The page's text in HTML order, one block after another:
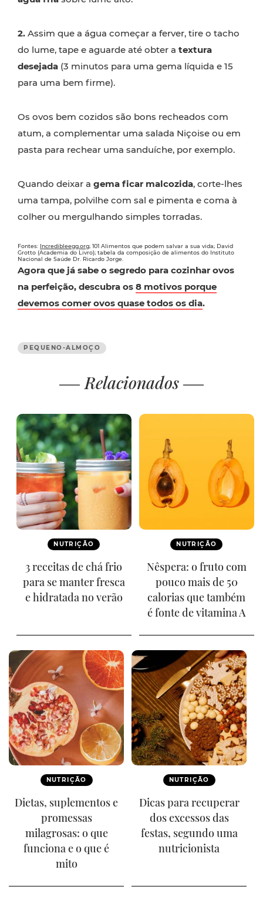
2. Assim que a água começar a ferver, tire o tacho
do lume, tape e aguarde até obter a textura
desejada (3 minutos para uma gema líquida e 15
para uma bem firme).
Os ovos bem cozidos são bons recheados com
atum, a complementar uma salada Niçoise ou em
pasta para rechear uma sanduíche, por exemplo.
Quando deixar a gema ficar malcozida, corte-lhes
uma tampa, polvilhe com sal e pimenta e coma à
colher ou mergulhando simples torradas.
Fontes: Incredibleegg.org; 101 Alimentos que podem salvar a sua vida; David
Grotto (Academia do Livro); tabela da composição de alimentos do Instituto
Nacional de Saúde Dr. Ricardo Jorge.
Agora que já sabe o segredo para cozinhar ovos
na perfeição, descubra os 8 motivos porque
devemos comer ovos quase todos os dia.
PEQUENO-ALMOÇO
Relacionados
NUTRIÇÃO
3 receitas de chá frio
para se manter fresca
e hidratada no verão
NUTRIÇÃO
Nêspera: o fruto com
pouco mais de 50
calorias que também
é fonte de vitamina A
NUTRIÇÃO
Dietas, suplementos e
promessas
milagrosas: o que
funciona e o que é
mito
NUTRIÇÃO
Dicas para recuperar
dos excessos das
festas, segundo uma
nutricionista